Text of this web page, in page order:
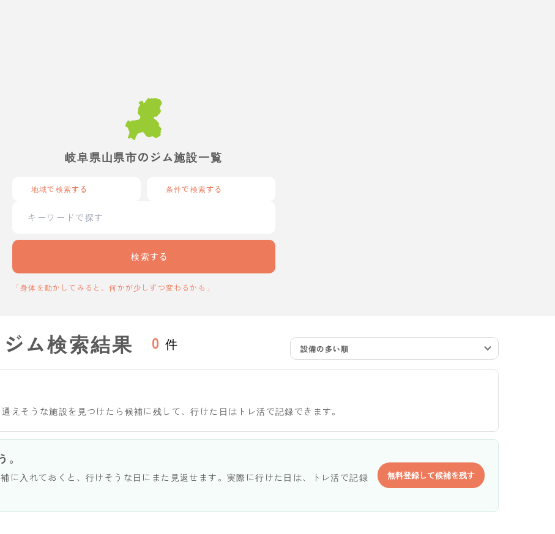
岐阜県山県市のジム施設一覧
地域で検索する 条件で検索する
検索する
「身体を動かしてみると、何かが少しずつ変わるかも」
ム検索結果 0 件 設備の多い順
えそうな施設を見つけたら候補に残して、行けた日はトレ活で記録できます。
に入れておくと、行けそうな日にまた見返せます。実際に行けた日は、トレ活で記録
無料登録して候補を残す